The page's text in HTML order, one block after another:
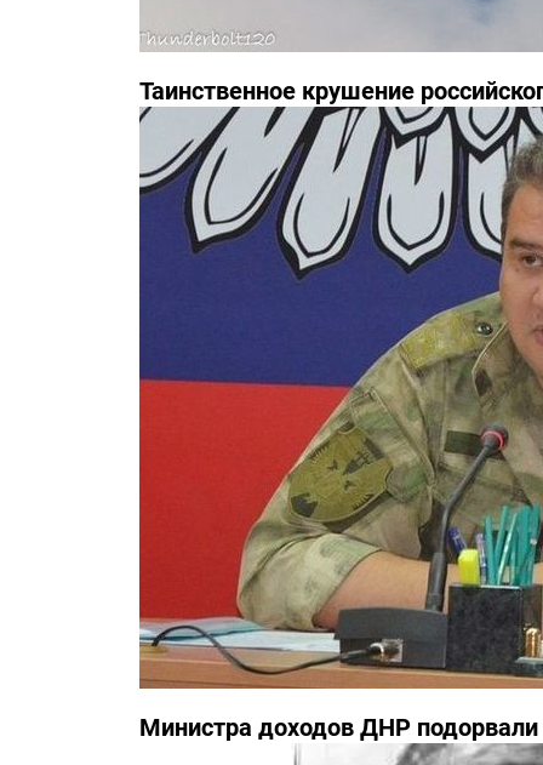
Таинственное крушение
инциденте засекречены
Министра доходов ДНР